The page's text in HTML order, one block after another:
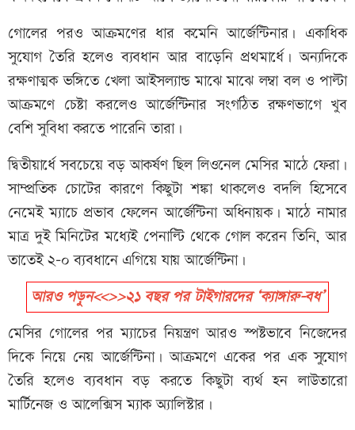
গোলের পরও আক্রমণের ধার কমেনি আর্জেন্টিনার। একাধিক
সুযোগ তৈরি হলেও ব্যবধান আর বাড়েনি প্রথমার্ধে। অন্যদিকে
রক্ষণাত্মক ভঙ্গিতে খেলা আইসল্যান্ড মাঝে মাঝে লম্বা বল ও পাল্টা
আক্রমণে চেষ্টা করলেও আর্জেন্টিনার সংগঠিত রক্ষণভাগে খুব
বেশি সুবিধা করতে পারেনি তারা।
দ্বিতীয়ার্ধে সবচেয়ে বড় আকর্ষণ ছিল লিওনেল মেসির মাঠে ফেরা।
সাম্প্রতিক চোটের কারণে কিছুটা শঙ্কা থাকলেও বদলি হিসেবে
নেমেই ম্যাচে প্রভাব ফেলেন আর্জেন্টিনা অধিনায়ক। মাঠে নামার
মাত্র দুই মিনিটের মধ্যেই পেনাল্টি থেকে গোল করেন তিনি, আর
তাতেই ২-০ ব্যবধানে এগিয়ে যায় আর্জেন্টিনা।
আরও পড়ুন<<>>২১ বছর পর টাইগারদের ‘ক্যাঙ্গারু-বধ’
মেসির গোলের পর ম্যাচের নিয়ন্ত্রণ আরও স্পষ্টভাবে নিজেদের
দিকে নিয়ে নেয় আর্জেন্টিনা। আক্রমণে একের পর এক সুযোগ
তৈরি হলেও ব্যবধান বড় করতে কিছুটা ব্যর্থ হন লাউতারো
মার্টিনেজ ও আলেক্সিস ম্যাক অ্যালিস্টার।